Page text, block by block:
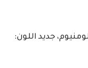
جديد اللون: